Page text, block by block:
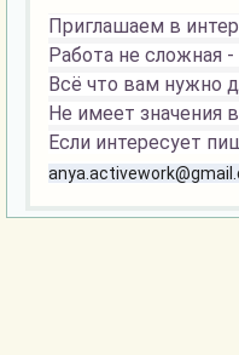
Приглашаем в
Работа не сложная
Всё что вам нужно
Не имеет значения
Если интересует